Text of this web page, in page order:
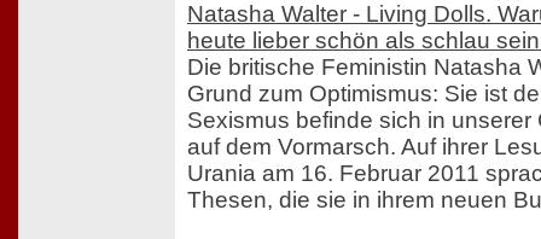
Natasha Walter - Living Dolls.
heute lieber schön als schlau
Die britische Feministin Natasha
Grund zum Optimismus: Sie ist
Sexismus befinde sich in unserer
auf dem Vormarsch. Auf ihrer
Urania am 16. Februar 2011
Thesen, die sie in ihrem neuen